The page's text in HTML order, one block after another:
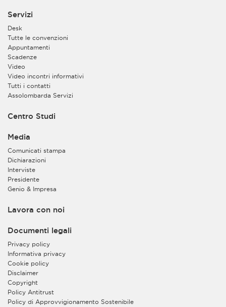
Servizi
Desk
Tutte le convenzioni
Appuntamenti
Scadenze
Video
Video incontri informativi
Tutti i contatti
Assolombarda Servizi
Centro Studi
Media
Comunicati stampa
Dichiarazioni
Interviste
Presidente
Genio & Impresa
Lavora con noi
Documenti legali
Privacy policy
Informativa privacy
Cookie policy
Disclaimer
Copyright
Policy Antitrust
Policy di Approvvigionamento Sostenibile